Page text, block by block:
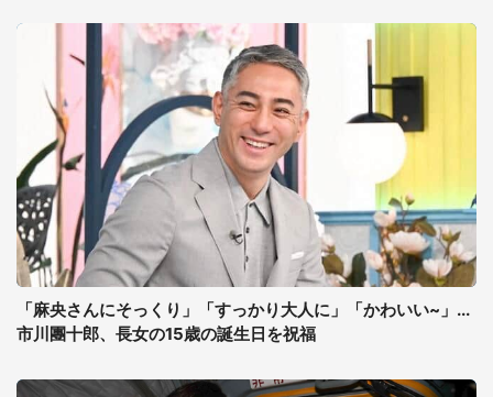
「麻央さんにそっくり」「すっかり大人に」「かわいい~」...
市川團十郎、長女の15歳の誕生日を祝福